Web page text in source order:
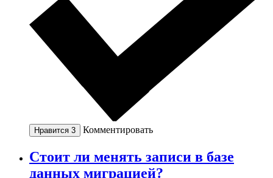
Нравится 3 Комментировать
Стоит ли менять записи в базе
данных миграцией?